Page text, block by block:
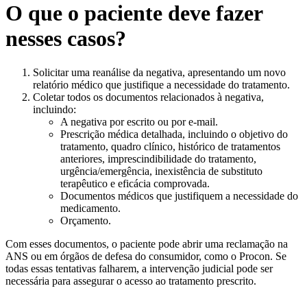
O que o paciente deve fazer
nesses casos?
Solicitar uma reanálise da negativa, apresentando um novo
relatório médico que justifique a necessidade do tratamento.
Coletar todos os documentos relacionados à negativa,
incluindo:
A negativa por escrito ou por e-mail.
Prescrição médica detalhada, incluindo o objetivo do
tratamento, quadro clínico, histórico de tratamentos
anteriores, imprescindibilidade do tratamento,
urgência/emergência, inexistência de substituto
terapêutico e eficácia comprovada.
Documentos médicos que justifiquem a necessidade do
medicamento.
Orçamento.
Com esses documentos, o paciente pode abrir uma reclamação na
ANS ou em órgãos de defesa do consumidor, como o Procon. Se
todas essas tentativas falharem, a intervenção judicial pode ser
necessária para assegurar o acesso ao tratamento prescrito.